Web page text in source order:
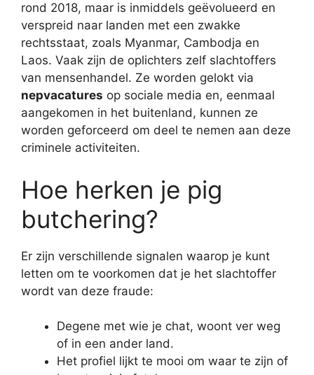
rond 2018, maar is inmiddels geëvolueerd en
verspreid naar landen met een zwakke
rechtsstaat, zoals Myanmar, Cambodja en
Laos. Vaak zijn de oplichters zelf slachtoffers
van mensenhandel. Ze worden gelokt via
nepvacatures op sociale media en, eenmaal
aangekomen in het buitenland, kunnen ze
worden geforceerd om deel te nemen aan deze
criminele activiteiten.
Hoe herken je pig
butchering?
Er zijn verschillende signalen waarop je kunt
letten om te voorkomen dat je het slachtoffer
wordt van deze fraude:
Degene met wie je chat, woont ver weg
of in een ander land.
Het profiel lijkt te mooi om waar te zijn of